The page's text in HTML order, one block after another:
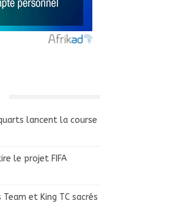
lancent la course
le projet FIFA
et King TC sacrés